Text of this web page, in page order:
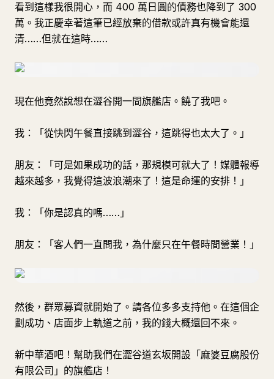
看到這樣我很開心，而 400 萬日圓的債務也降到了 300
萬。我正慶幸著這筆已經放棄的借款或許真有機會能還
清……但就在這時……
現在他竟然說想在澀谷開一間旗艦店。饒了我吧。
我：「從快閃午餐直接跳到澀谷，這跳得也太大了。」
朋友：「可是如果成功的話，那規模可就大了！媒體報導
越來越多，我覺得這波浪潮來了！這是命運的安排！」
我：「你是認真的嗎……」
朋友：「客人們一直問我，為什麼只在午餐時間營業！」
然後，群眾募資就開始了。請各位多多支持他。在這個企
劃成功、店面步上軌道之前，我的錢大概還回不來。
新中華酒吧！幫助我們在澀谷道玄坂開設「麻婆豆腐股份
有限公司」的旗艦店！